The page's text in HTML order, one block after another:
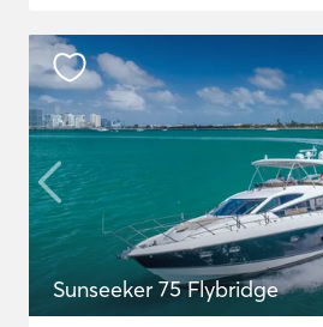
Sunseeker 75 Flybridge